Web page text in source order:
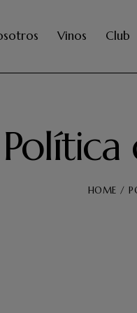
Vinos Club
Política
HOME